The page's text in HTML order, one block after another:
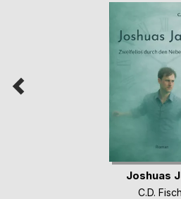
Joshuas
C.D.